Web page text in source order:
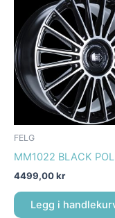
FELG
MM1022 BLACK
4499,00kr
Legg i